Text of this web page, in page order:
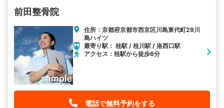
前田整骨院
住所：京都府京都市西京区川島東代町29川
島ハイツ
最寄り駅： 桂駅 / 桂川駅 / 洛西口駅
アクセス：桂駅から徒歩6分
電話で無料予約をする